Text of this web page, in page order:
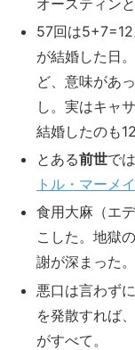
57回は5+7=12
が結婚した日
ど、意味があ
し。実はキャ
結婚したのも
とある前世で
トル・マーメ
食用大麻（エ
こした。地獄
謝が深まった。
悪口は言わず
を発散すれば
がすべて。